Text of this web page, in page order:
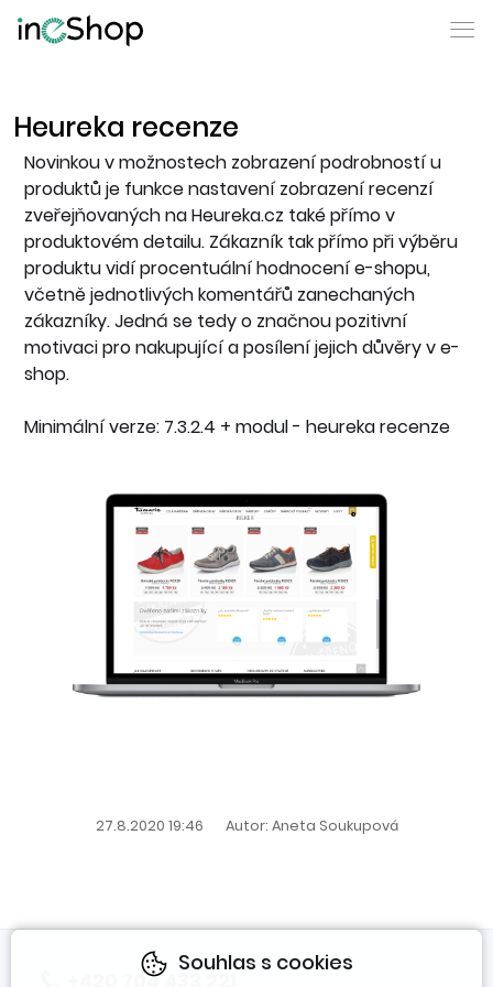
Heureka recenze
Novinkou v možnostech zobrazení podrobností u
produktů je funkce nastavení zobrazení recenzí
zveřejňovaných na Heureka.cz také přímo v
produktovém detailu. Zákazník tak přímo při výběru
produktu vidí procentuální hodnocení e-shopu,
včetně jednotlivých komentářů zanechaných
zákazníky. Jedná se tedy o značnou pozitivní
motivaci pro nakupující a posílení jejich důvěry v e-
shop.
Minimální verze: 7.3.2.4 + modul - heureka recenze
27.8.2020 19:46 Autor: Aneta Soukupová
+420 704 433 221
Souhlas s cookies